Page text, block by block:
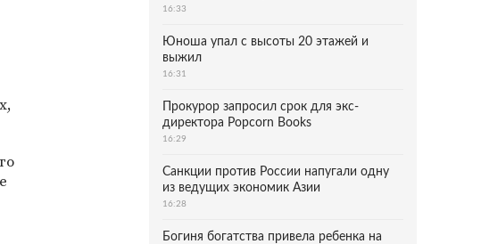
16:33
Юноша упал с высоты 20 этажей и
выжил
16:31
Прокурор запросил срок для экс-
директора Popcorn Books
16:29
Санкции против России напугали одну
из ведущих экономик Азии
16:28
Богиня богатства привела ребенка на